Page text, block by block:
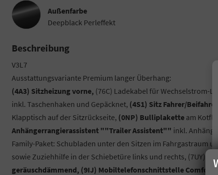
Außenfarbe
Deepblack Perleffekt
Beschreibung
V3L7
Ausstattungsvariante Premium langer Überhang:
(4A3) Sitzheizung vorne, (76C) Ladekabel für Wechselstrom-
inkl. Taschenhaken und Gepäcknet, (4S1) Sitz Fahrer/
Klapptisch auf der Sitzrückseite, (0NP) Bulliplakette am
Anhängerrangierassistent ""Trailer Assistent"" inkl.
Family-Paket: Schubladen unter den Sitzen im
sowie Zuziehhilfe in der Schiebetüre links und rechts, (7UY)
geräuschdämmend, (9IJ) Mobiltelefonschnittstelle Comfort